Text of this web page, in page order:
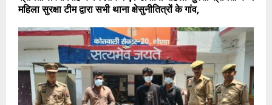
महिला सुरक्षा टीम द्वारा सभी थाना क्षेसुनीतित्रों के गांव,